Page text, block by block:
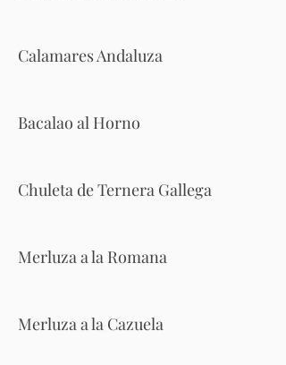
Calamares Andaluza
Bacalao al Horno
Chuleta de Ternera Gallega
Merluza a la Romana
Merluza a la Cazuela